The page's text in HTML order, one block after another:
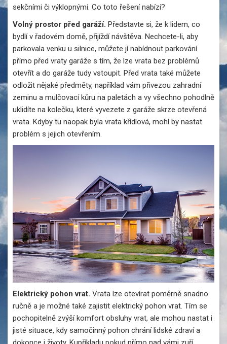
sekčními či výklopnými. Co toto řešení nabízí?
Volný prostor před garáží. Představte si, že k lidem, co
bydlí v řadovém domě, přijíždí návštěva. Nechcete-li, aby
parkovala venku u silnice, můžete jí nabídnout parkování
přímo před vraty garáže s tím, že lze vrata bez problémů
otevřít a do garáže tudy vstoupit. Před vrata také můžete
odložit nějaké předměty, například vám přivezou zahradní
zeminu a mulčovací kůru na paletách a vy všechno pohodlně
uklidíte na kolečku, které vyvezete z garáže skrze otevřená
vrata. Kdyby tu naopak byla vrata křídlová, mohl by nastat
problém s jejich otevřením.
Elektrický pohon vrat. Vrata lze otevírat poměrně snadno
ručně a je možné také zajistit elektrický pohon vrat. Tím se
pochopitelně zvýší komfort obsluhy vrat, ale mohou nastat i
jisté situace, kdy samočinný pohon chrání lidské zdraví a